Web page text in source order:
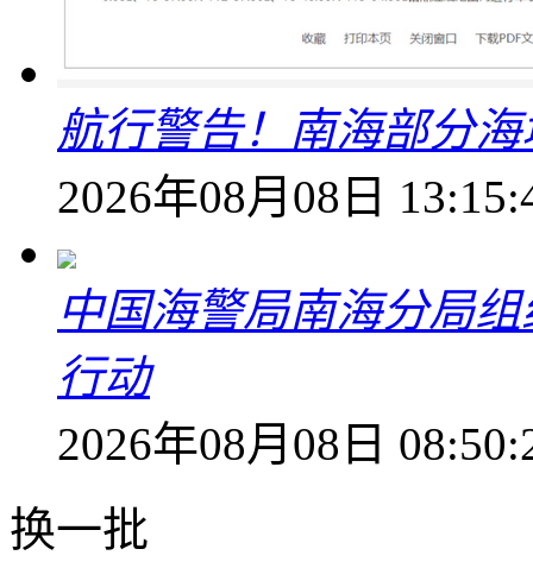
航行警告！南海部分
2026年08月08日
中国海警局南海分局
行动
2026年08月08日
换一批